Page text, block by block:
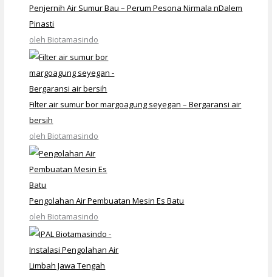
Penjernih Air Sumur Bau – Perum Pesona Nirmala nDalem
Pinasti
oleh Biotamasindo
Filter air sumur bor margoagung seyegan – Bergaransi air
bersih
oleh Biotamasindo
Pengolahan Air Pembuatan Mesin Es Batu
oleh Biotamasindo